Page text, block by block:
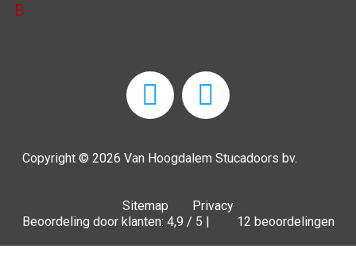
B
Copyright © 2026 Van Hoogdalem Stucadoors bv.
Sitemap
Privacy
Beoordeling door klanten: 4,9 / 5 |
12 beoordelingen